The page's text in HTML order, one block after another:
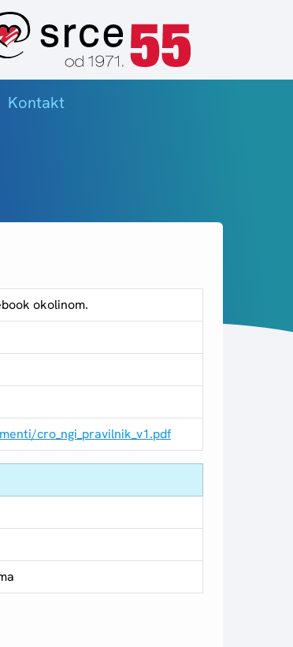
Kontakt
okolinom.
cro_ngi_pravilnik_v1.pdf